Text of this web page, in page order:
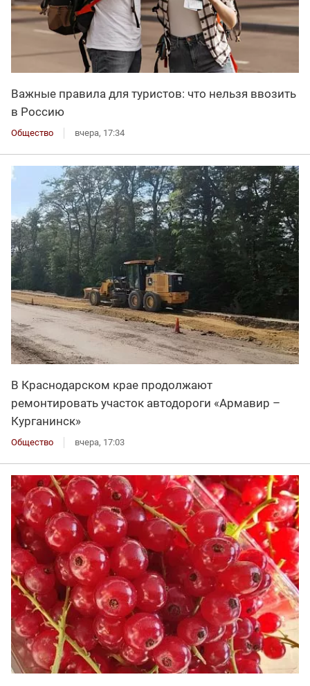
Важные правила для туристов: что нельзя ввозить
в Россию
Общество вчера, 17:34
В Краснодарском крае продолжают
ремонтировать участок автодороги «Армавир –
Курганинск»
Общество вчера, 17:03